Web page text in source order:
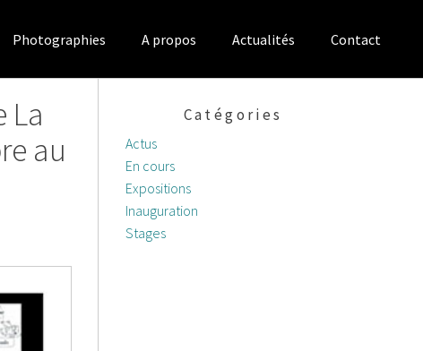
Photographies A propos Actualités Contact
La
au
Catégories
Actus
En cours
Expositions
Inauguration
Stages